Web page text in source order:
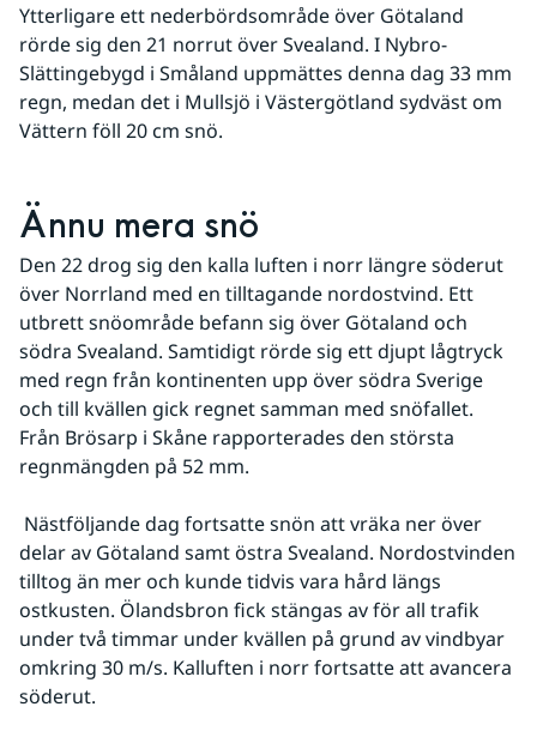
Ytterligare ett nederbördsområde över Götaland
rörde sig den 21 norrut över Svealand. I Nybro-
Slättingebygd i Småland uppmättes denna dag 33 mm
regn, medan det i Mullsjö i Västergötland sydväst om
Vättern föll 20 cm snö.
Ännu mera snö
Den 22 drog sig den kalla luften i norr längre söderut
över Norrland med en tilltagande nordostvind. Ett
utbrett snöområde befann sig över Götaland och
södra Svealand. Samtidigt rörde sig ett djupt lågtryck
med regn från kontinenten upp över södra Sverige
och till kvällen gick regnet samman med snöfallet.
Från Brösarp i Skåne rapporterades den största
regnmängden på 52 mm.
delar av Götaland samt östra Svealand. Nordostvinden
tilltog än mer och kunde tidvis vara hård längs
ostkusten. Ölandsbron fick stängas av för all trafik
under två timmar under kvällen på grund av vindbyar
omkring 30 m/s. Kalluften i norr fortsatte att avancera
söderut.